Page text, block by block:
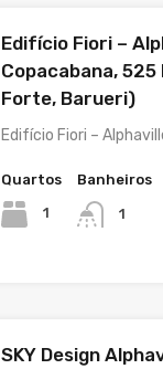
Edifício Fiori –
Copacabana,
Forte, Barueri)
Edifício Fiori –
Quartos
1
Banheiros
1
SKY Design